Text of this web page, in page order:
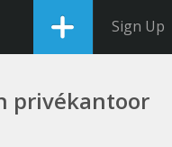
Sign Up
privékantoor